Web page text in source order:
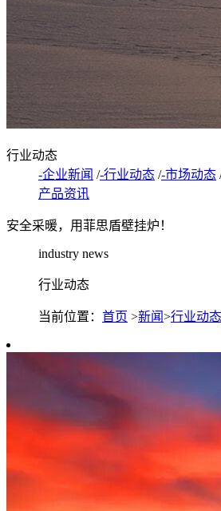
行业动态
-企业新闻 /-行业动态 /-市场动态
产品资讯
安全采暖，用菲思盾壁挂炉！
industry news
行业动态
当前位置： 首页 >新闻>行业动态